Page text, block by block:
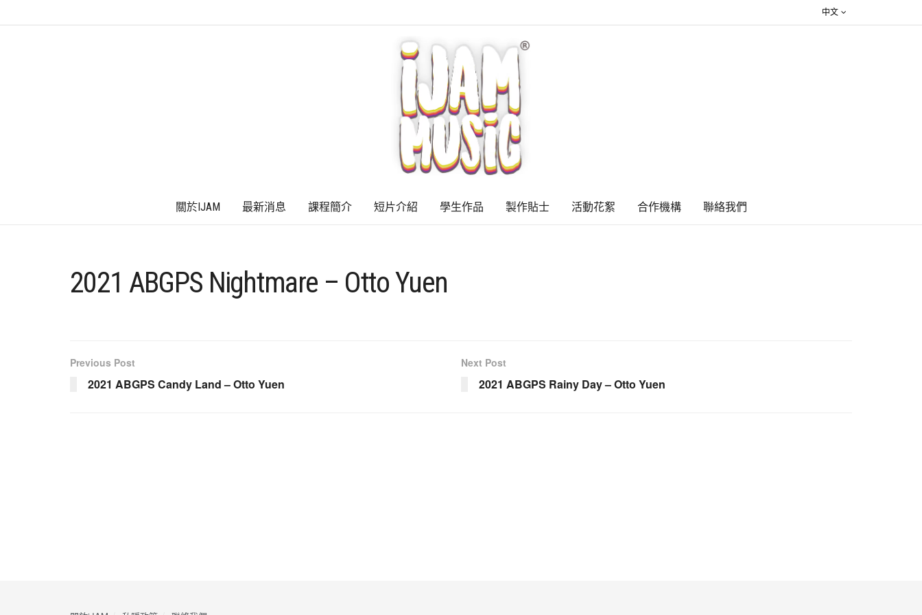
中文
關於IJAM 最新消息 課程簡介 短片介紹 學生作品 製作貼士 活動花絮 合作機構 ​聯絡我們
2021 ABGPS Nightmare – Otto Yuen
Previous Post
2021 ABGPS Candy Land – Otto Yuen
Next Post
2021 ABGPS Rainy Day – Otto Yuen